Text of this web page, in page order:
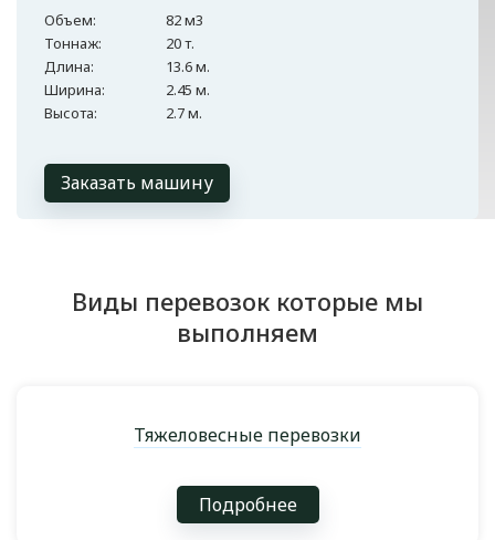
Объем:
82 м3
Тоннаж:
20 т.
Длина:
13.6 м.
Ширина:
2.45 м.
Высота:
2.7 м.
Заказать машину
Виды перевозок которые мы
выполняем
Тяжеловесные перевозки
Подробнее